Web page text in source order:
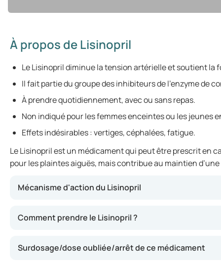
À propos de Lisinopril
Le Lisinopril diminue la tension artérielle et soutient la
Il fait partie du groupe des inhibiteurs de l'enzyme de
À prendre quotidiennement, avec ou sans repas.
Non indiqué pour les femmes enceintes ou les jeunes
Effets indésirables : vertiges, céphalées, fatigue.
Le Lisinopril est un médicament qui peut être prescrit en
pour les plaintes aiguës, mais contribue au maintien
Mécanisme d'action du Lisinopril
Comment prendre le Lisinopril ?
Surdosage/dose oubliée/arrêt de ce médicament